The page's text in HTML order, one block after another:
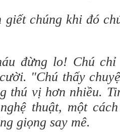
giết chúng khi đó
đừng lo! Chú
"Chú thấy
thú vị hơn nhiều.
thuật, một
giọng say mê.